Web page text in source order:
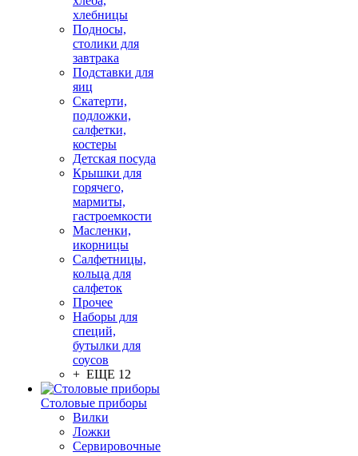
хлебницы
Подносы,
столики для
завтрака
Подставки для
яиц
Скатерти,
подложки,
салфетки,
костеры
Детская посуда
Крышки для
горячего,
мармиты,
гастроемкости
Масленки,
икорницы
Салфетницы,
кольца для
салфеток
Прочее
Наборы для
специй,
бутылки для
соусов
+ ЕЩЕ 12
Столовые приборы
Вилки
Ложки
Сервировочные